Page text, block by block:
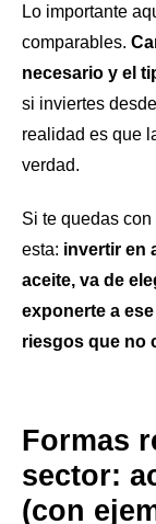
Lo importante
comparables.
necesario y el
si inviertes
realidad es que
verdad.
Si te quedas
esta: invertir en
aceite, va de
exponerte a
riesgos que no
Formas
sector:
(con